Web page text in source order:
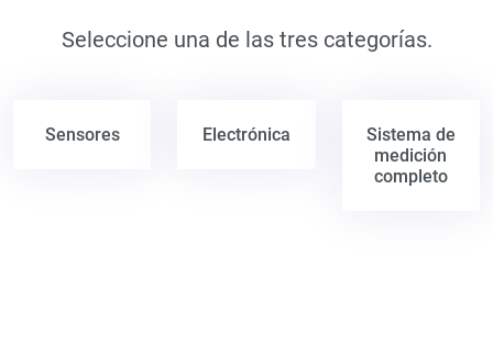
Seleccione una de las tres categorías.
Sensores Electrónica
Sistema de
medición
completo